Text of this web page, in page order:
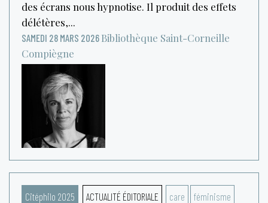
des écrans nous hypnotise. Il produit des effets
délétères,...
SAMEDI 28 MARS 2026 Bibliothèque Saint-Corneille
Compiègne
Citéphilo 2025 ACTUALITÉ ÉDITORIALE care féminisme